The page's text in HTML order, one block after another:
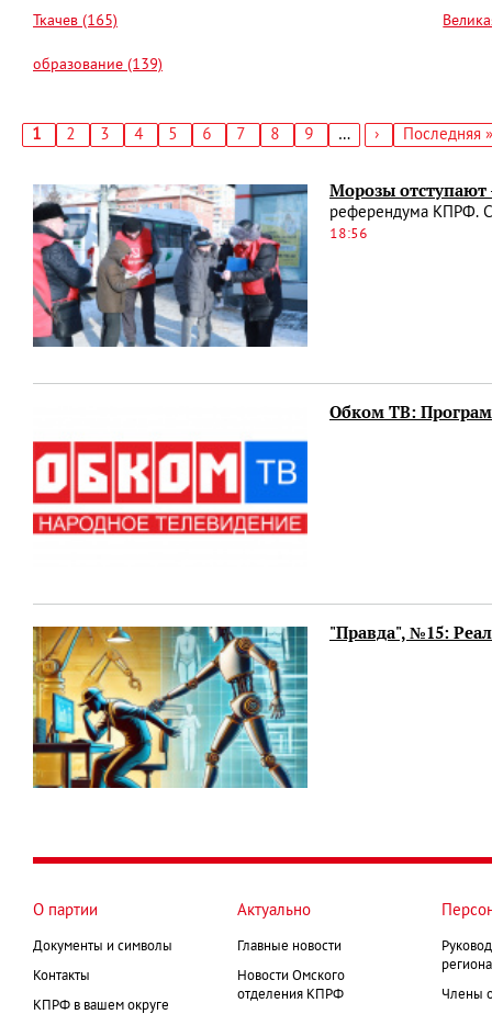
Ткачев (165)
образование (139)
Текущая
1 Страница
2 Страница
3 Страница
4 Страница
5 Страница
6 Страница
7 Страница
8 Страница
9 …
Следующая
›
Последняя
Последняя »
Морозы
референдума КПРФ.
18:56
Обком ТВ:
"Правда", №15:
О партии
Документы и символы
Контакты
КПРФ в вашем округе
Актуально
Главные новости
Новости Омского
отделения КПРФ
Члены